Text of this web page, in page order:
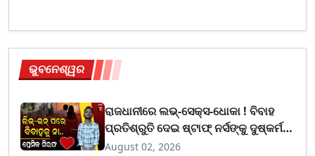
ଭୁବନେଶ୍ୱର
ରାଜଧାନୀରେ ଲଭ୍-ସେକ୍ସ-ଧୋକା ! ବିବାହ
ପ୍ରତିଶ୍ରୁତି ଦେଇ ଷ୍ଟାଫ୍ ନର୍ସଙ୍କୁ ଦୁଷ୍କର୍ମ
ଅଭିଯୋଗ, ପ୍ରେମିକ ଗିରଫ
August 02, 2026